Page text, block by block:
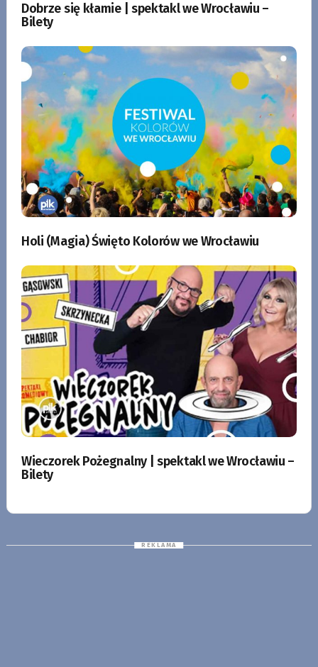
Dobrze się kłamie | spektakl we Wrocławiu –
Bilety
Holi (Magia) Święto Kolorów we Wrocławiu
Wieczorek Pożegnalny | spektakl we Wrocławiu –
Bilety